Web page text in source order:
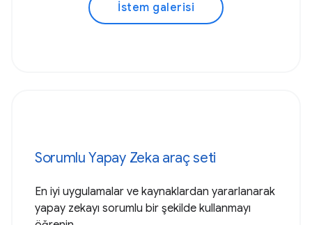
İstem galerisi
Sorumlu Yapay Zeka araç seti
En iyi uygulamalar ve kaynaklardan yararlanarak
yapay zekayı sorumlu bir şekilde kullanmayı